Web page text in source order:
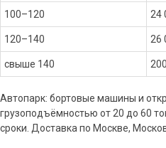
100–120 24
120–140 26
свыше 140
Автопарк: бортовые машины и
грузоподъёмностью от 20 до 60
сроки. Доставка по Москве,